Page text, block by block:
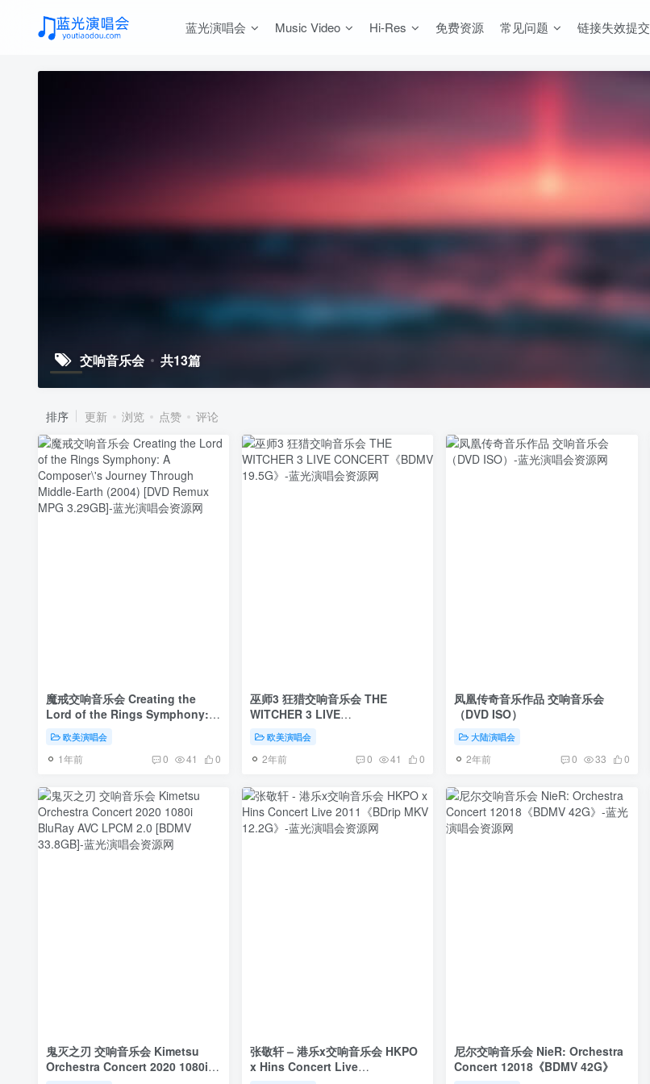
蓝光演唱会 Music Video Hi-Res 免费资源 常见问题 链接失效提交
交响音乐会 共13篇
排序 更新 浏览 点赞 评论
魔戒交响音乐会 Creating the
Lord of the Rings Symphony: A
Composer\’s Journey Through
Middle-Earth (2004) [DVD
Remux MPG 3.29GB]
欧美演唱会
1年前 0 41 0
巫师3 狂猎交响音乐会 THE
WITCHER 3 LIVE
CONCERT《BDMV 19.5G》
欧美演唱会
2年前 0 41 0
凤凰传奇音乐作品 交响音乐会
（DVD ISO）
大陆演唱会
2年前 0 33 0
鬼灭之刃 交响音乐会 Kimetsu
Orchestra Concert 2020 1080i
张敬轩 – 港乐x交响音乐会 HKPO
x Hins Concert Live
尼尔交响音乐会 NieR: Orchestra
Concert 12018《BDMV 42G》